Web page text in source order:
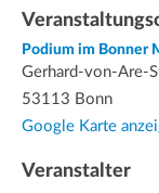
Podium im Bonner
Gerhard-von-Are-
53113 Bonn
Google Karte
Veranstalter